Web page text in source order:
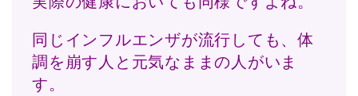
同じインフルエンザが流行しても、体
調を崩す人と元気なままの人がいま
す。